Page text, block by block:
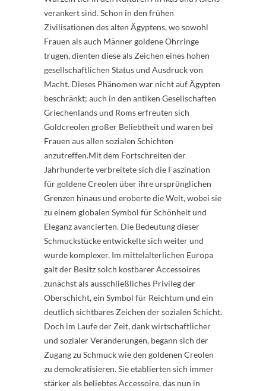
verankert sind. Schon in den frühen
Zivilisationen des alten Ägyptens, wo sowohl
Frauen als auch Männer goldene Ohrringe
trugen, dienten diese als Zeichen eines hohen
gesellschaftlichen Status und Ausdruck von
Macht. Dieses Phänomen war nicht auf Ägypten
beschränkt; auch in den antiken Gesellschaften
Griechenlands und Roms erfreuten sich
Goldcreolen großer Beliebtheit und waren bei
Frauen aus allen sozialen Schichten
anzutreffen.Mit dem Fortschreiten der
Jahrhunderte verbreitete sich die Faszination
für goldene Creolen über ihre ursprünglichen
Grenzen hinaus und eroberte die Welt, wobei sie
zu einem globalen Symbol für Schönheit und
Eleganz avancierten. Die Bedeutung dieser
Schmuckstücke entwickelte sich weiter und
wurde komplexer. Im mittelalterlichen Europa
galt der Besitz solch kostbarer Accessoires
zunächst als ausschließliches Privileg der
Oberschicht, ein Symbol für Reichtum und ein
deutlich sichtbares Zeichen der sozialen Schicht.
Doch im Laufe der Zeit, dank wirtschaftlicher
und sozialer Veränderungen, begann sich der
Zugang zu Schmuck wie den goldenen Creolen
zu demokratisieren. Sie etablierten sich immer
stärker als beliebtes Accessoire, das nun in